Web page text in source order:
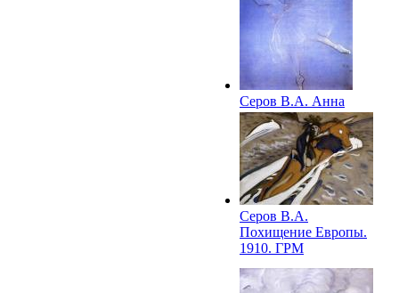
Серов В.А. Анна
Павлова в балете
"Сильфиды". 1909.
ГРМ
Серов В.А.
Похищение Европы.
1910. ГРМ